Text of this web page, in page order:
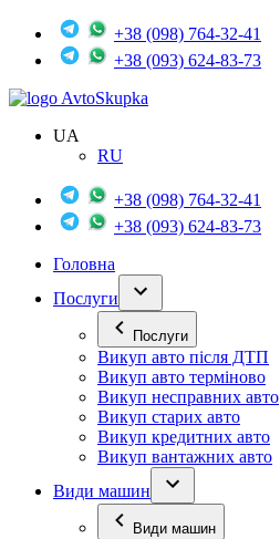
+38 (098) 764-32-41
+38 (093) 624-83-73
AvtoSkupka
UA
RU
+38 (098) 764-32-41
+38 (093) 624-83-73
Головна
Послуги
Послуги
Викуп авто після ДТП
Викуп авто терміново
Викуп несправних авто
Викуп старих авто
Викуп кредитних авто
Викуп вантажних авто
Види машин
Види машин